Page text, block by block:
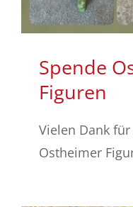
Spende
Figuren
Vielen Dank
Ostheimer